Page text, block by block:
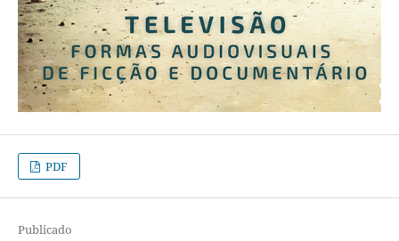
PDF
Publicado